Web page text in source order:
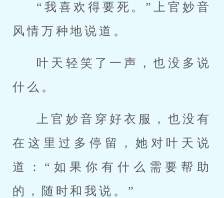
“我喜欢得要死。”上官妙音
风情万种地说道。
叶天轻笑了一声，也没多说
什么。
上官妙音穿好衣服，也没有
在这里过多停留，她对叶天说
道：“如果你有什么需要帮助
的，随时和我说。”